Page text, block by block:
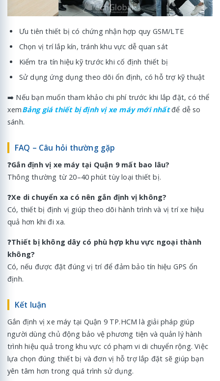
Ưu tiên thiết bị có chứng nhận hợp quy GSM/LTE
Chọn vị trí lắp kín, tránh khu vực dễ quan sát
Kiểm tra tín hiệu kỹ trước khi cố định thiết bị
Sử dụng ứng dụng theo dõi ổn định, có hỗ trợ kỹ thuật
➡️ Nếu bạn muốn tham khảo chi phí trước khi lắp đặt, có thể
xemBảng giá thiết bị định vị xe máy mới nhất để dễ so
sánh.
FAQ – Câu hỏi thường gặp
❓Gắn định vị xe máy tại Quận 9 mất bao lâu?
Thông thường từ 20–40 phút tùy loại thiết bị.
❓Xe di chuyển xa có nên gắn định vị không?
Có, thiết bị định vị giúp theo dõi hành trình và vị trí xe hiệu
quả hơn khi đi xa.
❓Thiết bị không dây có phù hợp khu vực ngoại thành
không?
Có, nếu được đặt đúng vị trí để đảm bảo tín hiệu GPS ổn
định.
Kết luận
Gắn định vị xe máy tại Quận 9 TP.HCM là giải pháp giúp
người dùng chủ động bảo vệ phương tiện và quản lý hành
trình hiệu quả trong khu vực có phạm vi di chuyển rộng. Việc
lựa chọn đúng thiết bị và đơn vị hỗ trợ lắp đặt sẽ giúp bạn
yên tâm hơn trong quá trình sử dụng.